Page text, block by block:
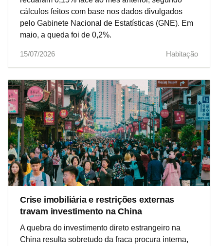
cálculos feitos com base nos dados divulgados
pelo Gabinete Nacional de Estatísticas (GNE). Em
maio, a queda foi de 0,2%.
15/07/2026 Habitação
Crise imobiliária e restrições externas
travam investimento na China
A quebra do investimento direto estrangeiro na
China resulta sobretudo da fraca procura interna,